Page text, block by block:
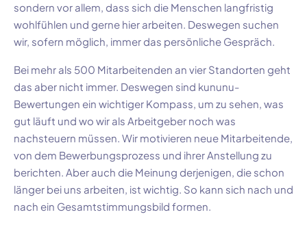
sondern vor allem, dass sich die Menschen langfristig
wohlfühlen und gerne hier arbeiten. Deswegen suchen
wir, sofern möglich, immer das persönliche Gespräch.
Bei mehr als 500 Mitarbeitenden an vier Standorten geht
das aber nicht immer. Deswegen sind kununu-
Bewertungen ein wichtiger Kompass, um zu sehen, was
gut läuft und wo wir als Arbeitgeber noch was
nachsteuern müssen. Wir motivieren neue Mitarbeitende,
von dem Bewerbungsprozess und ihrer Anstellung zu
berichten. Aber auch die Meinung derjenigen, die schon
länger bei uns arbeiten, ist wichtig. So kann sich nach und
nach ein Gesamtstimmungsbild formen.